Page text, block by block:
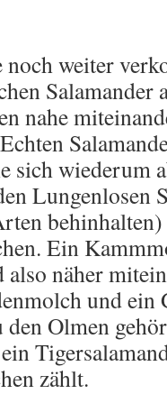
noch weiter
Salamander
nahe
sich wiederum
Lungenlosen
Ein
näher
und ein
Olmen
zählt.